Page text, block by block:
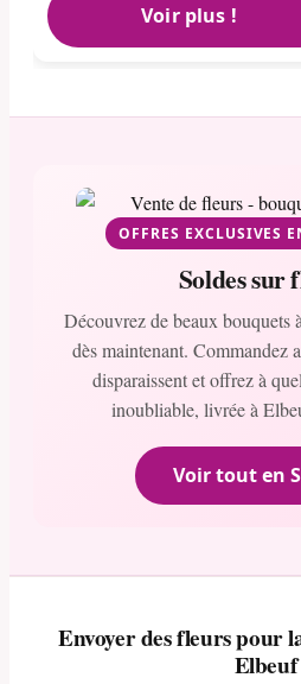
Voir plus !
OFFRES EXCLUSIVES
Soldes sur
Découvrez de beaux bouquets
dès maintenant. Commandez
disparaissent et offrez à
inoubliable, livrée à
Voir tout en
Envoyer des fleurs pour
Elbeuf